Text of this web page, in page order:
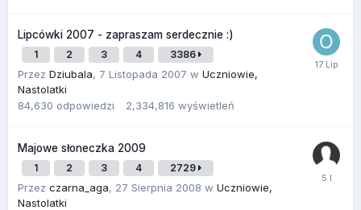
Lipcówki 2007 - zapraszam serdecznie :)
1 2 3 4 3386
Przez Dziubala, 7 Listopada 2007 w Uczniowie,
Nastolatki
84,630 odpowiedzi 2,334,816 wyświetleń
Majowe słoneczka 2009
1 2 3 4 2729
Przez czarna_aga, 27 Sierpnia 2008 w Uczniowie,
Nastolatki